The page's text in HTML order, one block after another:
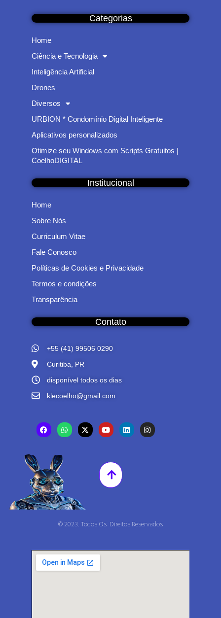
Categorias
Home
Ciência e Tecnologia
Inteligência Artificial
Drones
Diversos
URBION * Condomínio Digital Inteligente
Aplicativos personalizados
Otimize seu Windows com Scripts Gratuitos |
CoelhoDIGITAL
Institucional
Home
Sobre Nós
Curriculum Vitae
Fale Conosco
Políticas de Cookies e Privacidade
Termos e condições
Transparência
Contato
+55 (41) 99506 0290
Curitiba, PR
disponível todos os dias
klecoelho@gmail.com
© 2023. Todos Os Direitos Reservados